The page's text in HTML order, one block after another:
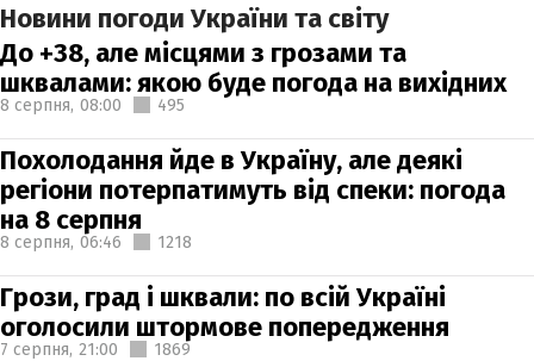
Новини погоди України та світу
До +38, але місцями з грозами та
шквалами: якою буде погода на вихідних
8 серпня, 08:00 495
Похолодання йде в Україну, але деякі
регіони потерпатимуть від спеки: погода
на 8 серпня
8 серпня, 06:46 1218
Грози, град і шквали: по всій Україні
оголосили штормове попередження
7 серпня, 21:00 1869